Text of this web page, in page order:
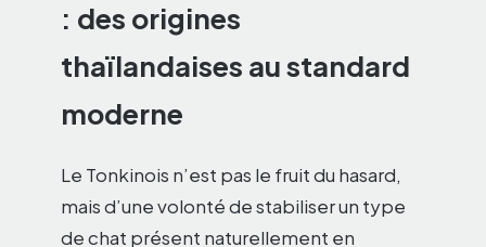
: des origines
thaïlandaises au standard
moderne
Le Tonkinois n’est pas le fruit du hasard,
mais d’une volonté de stabiliser un type
de chat présent naturellement en